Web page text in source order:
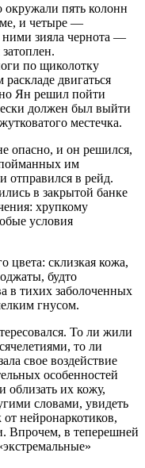
пять колонн
и четыре —
зияла чернота —
по щиколотку
двигаться
Ян решил пойти
должен был выйти
местечка.
опасно, и он решился,
пойманных им
отправился в рейд.
в закрытой банке
хрупкому
условия
цвета: склизкая кожа,
будто
в тихих заболоченных
гнусом.
То ли жили
то ли
свое воздействие
особенностей
облизать их кожу,
словами, увидеть
от нейронаркотиков,
Впрочем, в теперешней